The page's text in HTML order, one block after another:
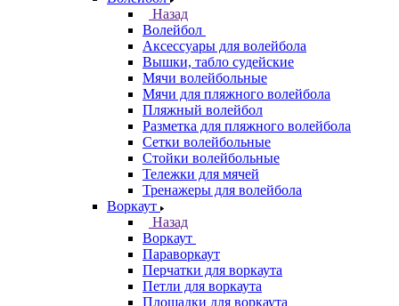
Назад
Волейбол
Аксессуары для волейбола
Вышки, табло судейские
Мячи волейбольные
Мячи для пляжного волейбола
Пляжный волейбол
Разметка для пляжного волейбола
Сетки волейбольные
Стойки волейбольные
Тележки для мячей
Тренажеры для волейбола
Воркаут
Назад
Воркаут
Параворкаут
Перчатки для воркаута
Петли для воркаута
Площадки для воркаута